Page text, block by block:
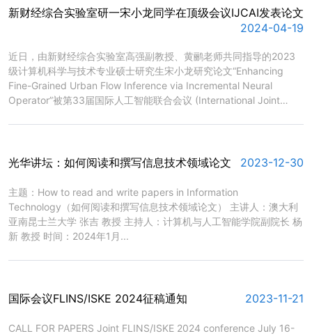
新财经综合实验室研一宋小龙同学在顶级会议IJCAI发表论文
2024-04-19
​近日，由新财经综合实验室高强副教授、黄鹂老师共同指导的2023
级计算机科学与技术专业硕士研究生宋小龙研究论文“Enhancing
Fine-Grained Urban Flow Inference via Incremental Neural
Operator”被第33届国际人工智能联合会议 (International Joint
光华讲坛：如何阅读和撰写信息技术领域论文 2023-12-30
​主题：How to read and write papers in Information
Technology（如何阅读和撰写信息技术领域论文） 主讲人：澳大利
亚南昆士兰大学 张吉 教授 主持人：计算机与人工智能学院副院长 杨
新 教授 时间：2024年1月...
国际会议FLINS/ISKE 2024征稿通知 2023-11-21
​CALL FOR PAPERS Joint FLINS/ISKE 2024 conference July 16-